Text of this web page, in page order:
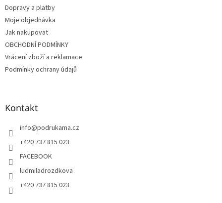
Dopravy a platby
Moje objednávka
Jak nakupovat
OBCHODNÍ PODMÍNKY
Vrácení zboží a reklamace
Podmínky ochrany údajů
Kontakt
info@podrukama.cz
+420 737 815 023
FACEBOOK
ludmiladrozdkova
+420 737 815 023